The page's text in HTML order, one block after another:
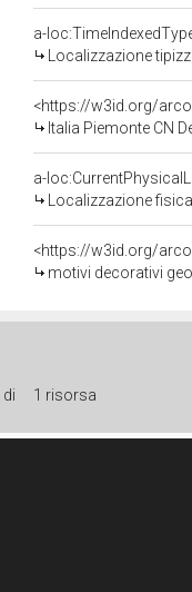
a-
Localizzazione
<https://w3id.org/
Italia Piemonte CN
a-
Localizzazione
<https://w3id.org/
motivi decorativi
di 1 risorsa